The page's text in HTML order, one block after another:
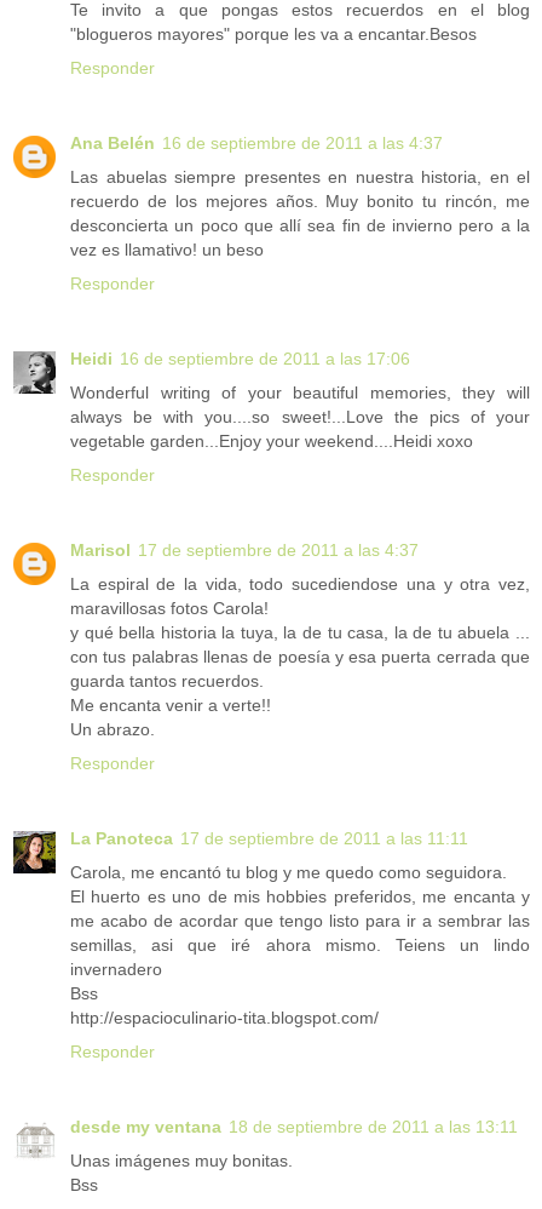
Te invito a que pongas estos recuerdos en el blog
"blogueros mayores" porque les va a encantar.Besos
Responder
Ana Belén 16 de septiembre de 2011 a las 4:37
Las abuelas siempre presentes en nuestra historia, en el
recuerdo de los mejores años. Muy bonito tu rincón, me
desconcierta un poco que allí sea fin de invierno pero a la
vez es llamativo! un beso
Responder
Heidi 16 de septiembre de 2011 a las 17:06
Wonderful writing of your beautiful memories, they will
always be with you....so sweet!...Love the pics of your
vegetable garden...Enjoy your weekend....Heidi xoxo
Responder
Marisol 17 de septiembre de 2011 a las 4:37
La espiral de la vida, todo sucediendose una y otra vez,
maravillosas fotos Carola!
y qué bella historia la tuya, la de tu casa, la de tu abuela ...
con tus palabras llenas de poesía y esa puerta cerrada que
guarda tantos recuerdos.
Me encanta venir a verte!!
Un abrazo.
Responder
La Panoteca 17 de septiembre de 2011 a las 11:11
Carola, me encantó tu blog y me quedo como seguidora.
El huerto es uno de mis hobbies preferidos, me encanta y
me acabo de acordar que tengo listo para ir a sembrar las
semillas, asi que iré ahora mismo. Teiens un lindo
invernadero
Bss
http://espacioculinario-tita.blogspot.com/
Responder
desde my ventana 18 de septiembre de 2011 a las 13:11
Unas imágenes muy bonitas.
Bss